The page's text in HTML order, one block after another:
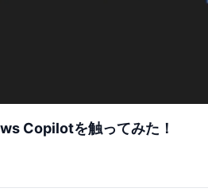
Copilotを触ってみた！